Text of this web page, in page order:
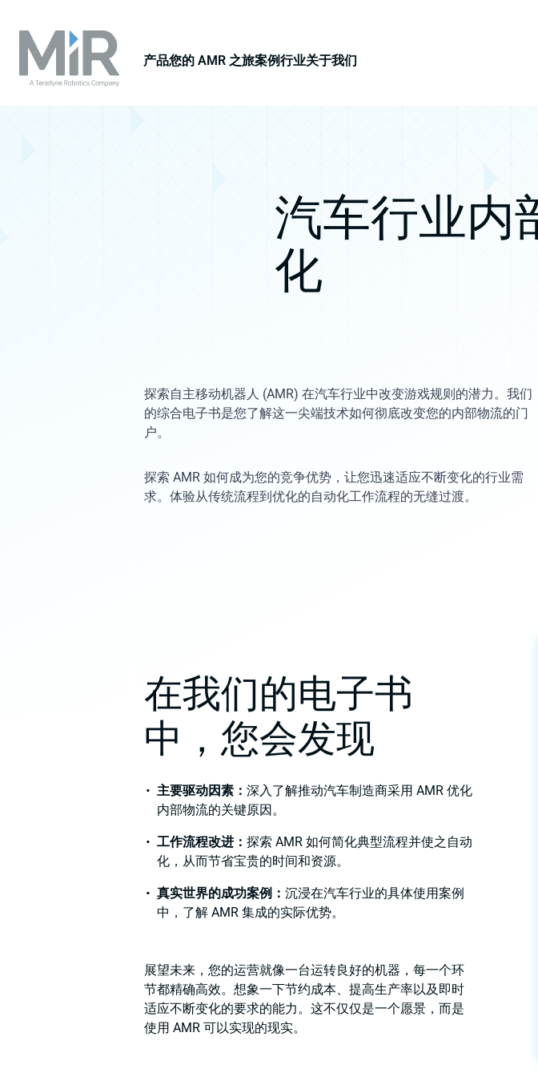
产品您的 AMR 之旅案例行业关于我们
汽车行业内
化
探索自主移动机器人 (AMR) 在汽车行业中改变游戏规则的潜力。我们
的综合电子书是您了解这一尖端技术如何彻底改变您的内部物流的门
户。
探索 AMR 如何成为您的竞争优势，让您迅速适应不断变化的行业需
求。体验从传统流程到优化的自动化工作流程的无缝过渡。
在我们的电子书
中，您会发现
主要驱动因素： 深入了解推动汽车制造商采用 AMR 优化
内部物流的关键原因。
工作流程改进： 探索 AMR 如何简化典型流程并使之自动
化，从而节省宝贵的时间和资源。
真实世界的成功案例： 沉浸在汽车行业的具体使用案例
中，了解 AMR 集成的实际优势。
展望未来，您的运营就像一台运转良好的机器，每一个环
节都精确高效。想象一下节约成本、提高生产率以及即时
适应不断变化的要求的能力。这不仅仅是一个愿景，而是
使用 AMR 可以实现的现实。